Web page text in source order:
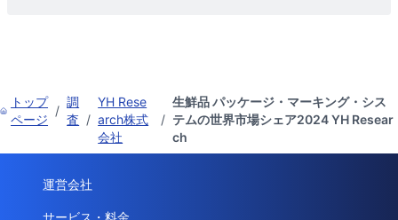
トップ
ページ
/
調
査 /
YH Rese
arch株式
会社
/
生鮮品 パッケージ・マーキング・シス
テムの世界市場シェア2024 YH Resear
ch
運営会社
サービス・料金